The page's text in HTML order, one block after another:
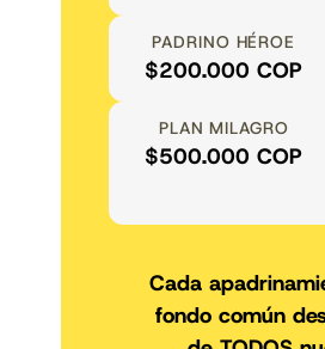
PADRINO HÉROE
$200.000 COP
PLAN MILAGRO
$500.000 COP
Cada
fondo común